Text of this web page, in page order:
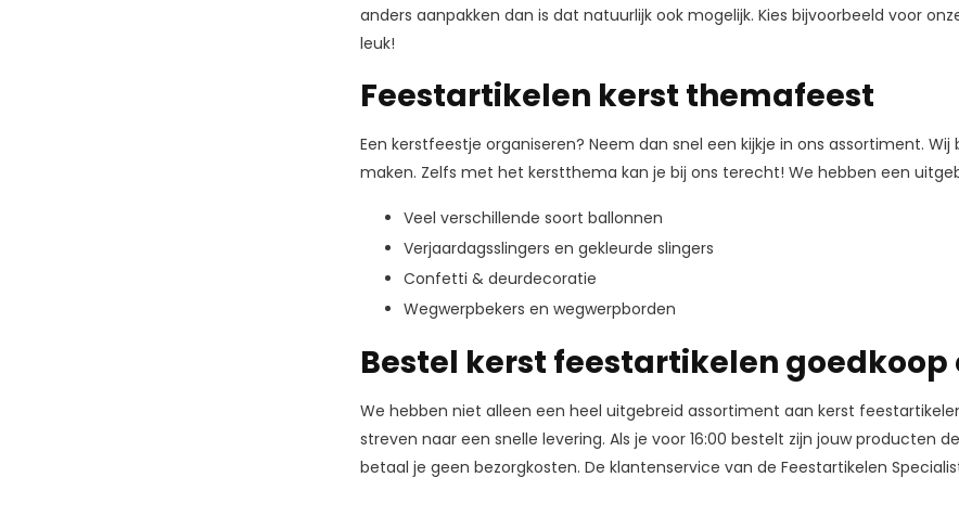
anders aanpakken dan is dat natuurlijk ook mogelijk. Kies bijvoorbeeld voor
leuk!
Feestartikelen kerst themafeest
Een kerstfeestje organiseren? Neem dan snel een kijkje in ons assortiment.
maken. Zelfs met het kerstthema kan je bij ons terecht! We hebben een
Veel verschillende soort ballonnen
Verjaardagsslingers en gekleurde slingers
Confetti & deurdecoratie
Wegwerpbekers en wegwerpborden
Bestel kerst feestartikelen goedkoop
We hebben niet alleen een heel uitgebreid assortiment aan kerst
streven naar een snelle levering. Als je voor 16:00 bestelt zijn jouw producten
betaal je geen bezorgkosten. De klantenservice van de Feestartikelen